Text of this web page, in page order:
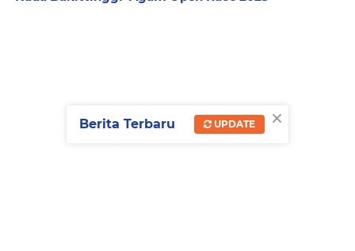
×
Berita Terbaru UPDATE